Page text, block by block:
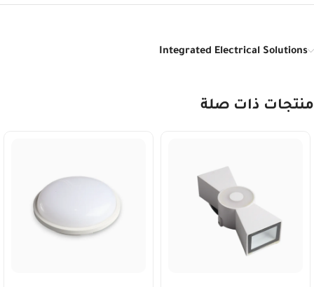
Integrated Electrical Solutions
منتجات ذات صلة